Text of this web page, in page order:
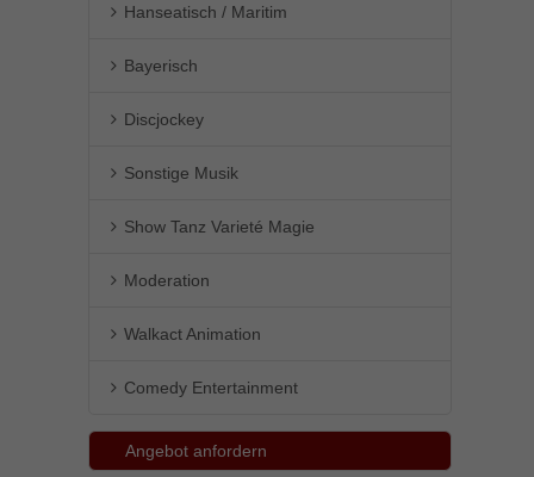
Hanseatisch / Maritim
Bayerisch
Discjockey
Sonstige Musik
Show Tanz Varieté Magie
Moderation
Walkact Animation
Comedy Entertainment
Angebot anfordern